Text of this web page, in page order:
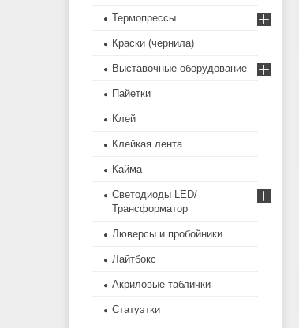
Термопрессы
Краски (чернила)
Выставочные оборудование
Пайетки
Клей
Клейкая лента
Кайма
Светодиоды LED/
Трансформатор
Люверсы и пробойники
Лайтбокс
Акриловые таблички
Статуэтки